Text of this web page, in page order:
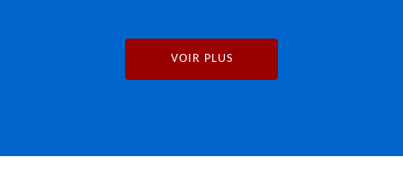
VOIR PLUS